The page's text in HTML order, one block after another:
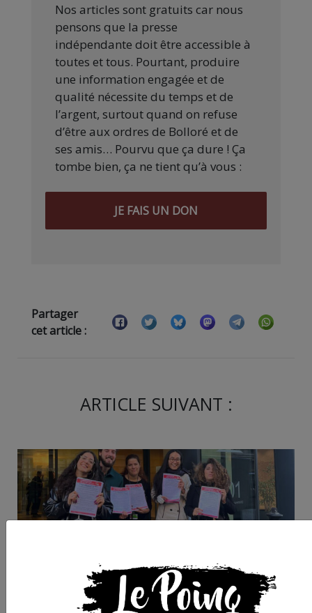
Nos articles sont gratuits car nous
pensons que la presse
indépendante doit être accessible à
toutes et tous. Pourtant, produire
une information engagée et de
qualité nécessite du temps et de
l’argent, surtout quand on refuse
d’être aux ordres de Bolloré et de
ses amis… Pourvu que ça dure ! Ça
tombe bien, ça ne tient qu’à vous :
JE FAIS UN DON
Partager
cet article :
ARTICLE SUIVANT :
« Historique » : les
attaché·es